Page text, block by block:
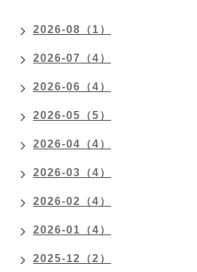
2026-08（1）
2026-07（4）
2026-06（4）
2026-05（5）
2026-04（4）
2026-03（4）
2026-02（4）
2026-01（4）
2025-12（2）